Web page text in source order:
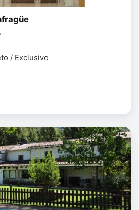
/ Exclusivo